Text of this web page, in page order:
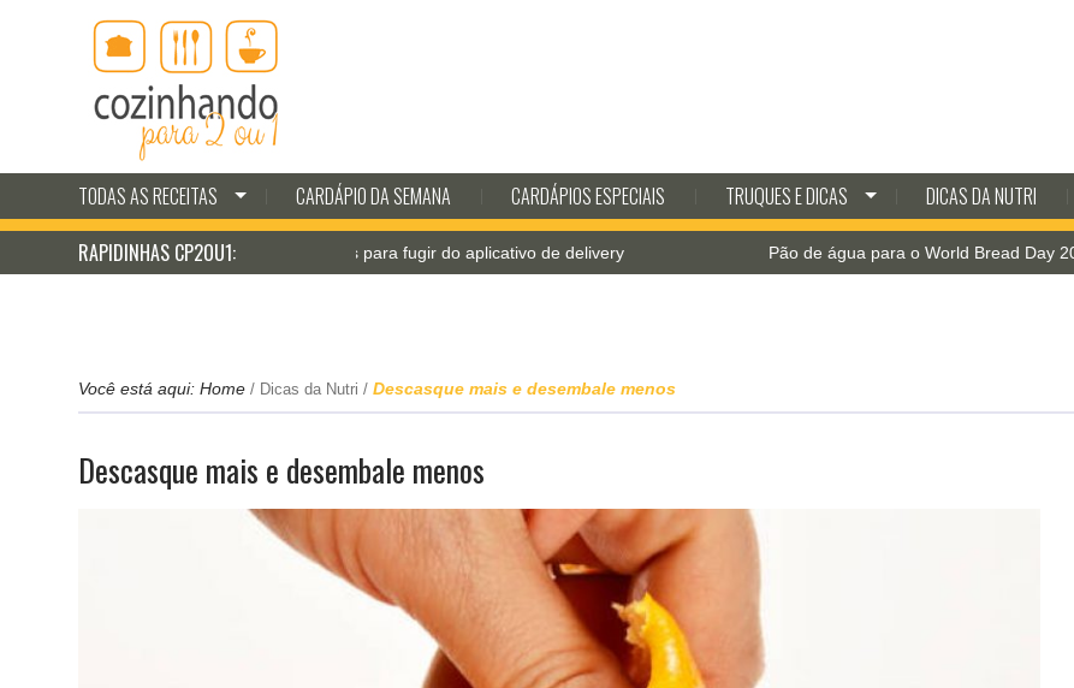
TODAS AS RECEITAS CARDÁPIO DA SEMANA CARDÁPIOS ESPECIAIS TRUQUES E DICAS DICAS DA NUTRI
RAPIDINHAS CP2OU1:
Jantar pá-pum: receitas para fugir do aplicativo de delivery Pão de água para o World Bread Day 2021
Você está aqui: Home / Dicas da Nutri / Descasque mais e desembale menos
Descasque mais e desembale menos